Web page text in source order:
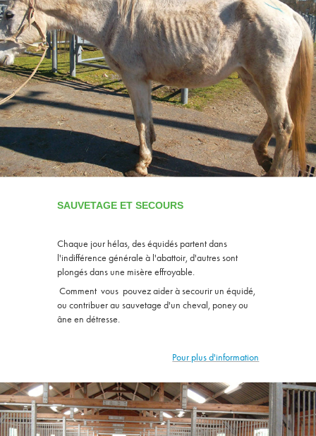
SAUVETAGE ET SECOURS
Chaque jour hélas, des équidés partent dans
l'indifférence générale à l'abattoir, d'autres sont
plongés dans une misère effroyable.
Comment vous pouvez aider à secourir un équidé,
ou contribuer au sauvetage d'un cheval, poney ou
âne en détresse.
Pour plus d'information